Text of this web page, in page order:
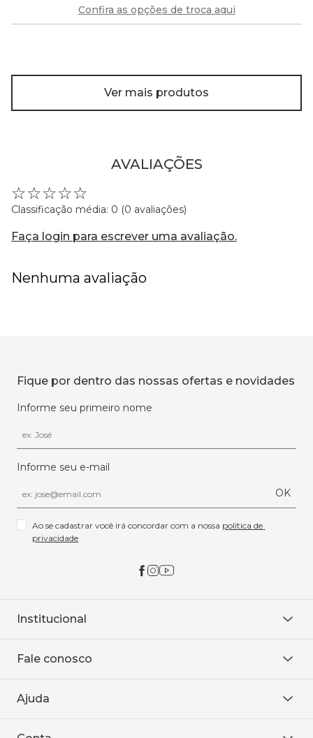
Confira as opções de troca aqui
Ver mais produtos
AVALIAÇÕES
☆☆☆☆☆
Classificação média: 0 (0 avaliações)
Faça login para escrever uma avaliação.
Nenhuma avaliação
Fique por dentro das nossas ofertas e novidades
Informe seu primeiro nome
Informe seu e-mail
OK
Ao se cadastrar você irá concordar com a nossa política de
privacidade
Institucional
Onde encontrar
Baixe o APP
Fale conosco
WhatsApp
Ajuda